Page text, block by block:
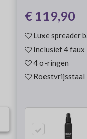
€ 119,90
Luxe spreader
Inclusief 4 faux
4 o-ringen
Roestvrijsstaal